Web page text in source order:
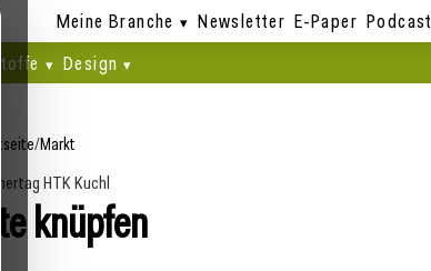
Meine Branche Newsletter E-Paper Podcast
Design
/Markt
HTK Kuchl
knüpfen